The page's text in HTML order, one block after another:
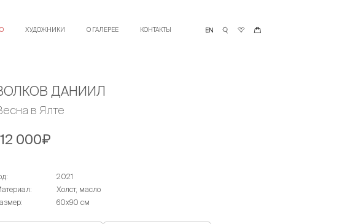
ХУДОЖНИКИ О ГАЛЕРЕЕ КОНТАКТЫ
ДАНИИЛ
в Ялте
000₽
2021
Холст, масло
60х90 см